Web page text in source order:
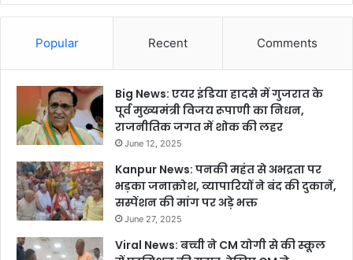
Popular Recent Comments
Big News: एयर इंडिया हादसे में गुजरात के
पूर्व मुख्यमंत्री विजय रूपाणी का निधन,
राजनीतिक जगत में शोक की लहर
June 12, 2025
Kanpur News: पनकी महंत से अभद्रता पर
भड़का जनाक्रोश, व्यापारियों ने बंद की दुकानें,
सस्पेंशन की मांग पर अड़े भक्त
June 27, 2025
Viral News: बच्ची ने CM योगी से की स्कूल